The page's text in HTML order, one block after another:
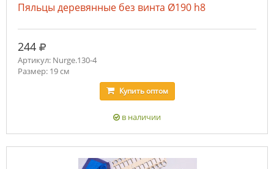
Пяльцы деревянные без винта Ø190 h8
244 руб.
Артикул: Nurge.130-4
Размер: 19 см
Купитьоптом
в наличии